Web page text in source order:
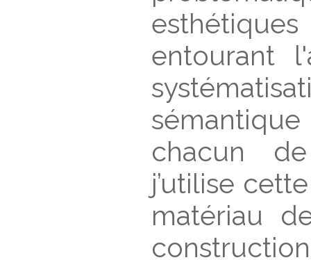
entourant
chacun
j’utilise
matériau